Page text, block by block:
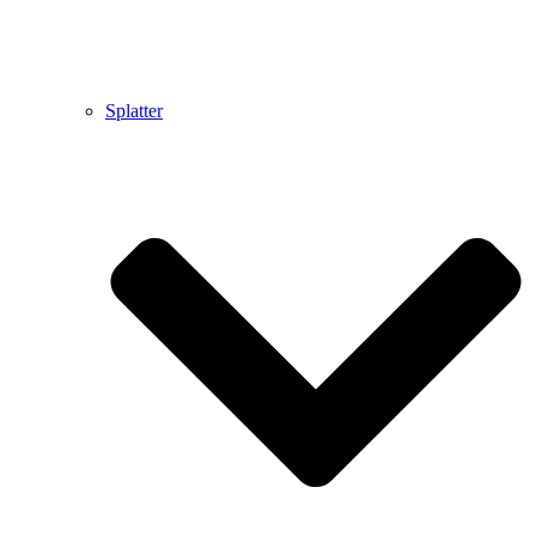
Splatter